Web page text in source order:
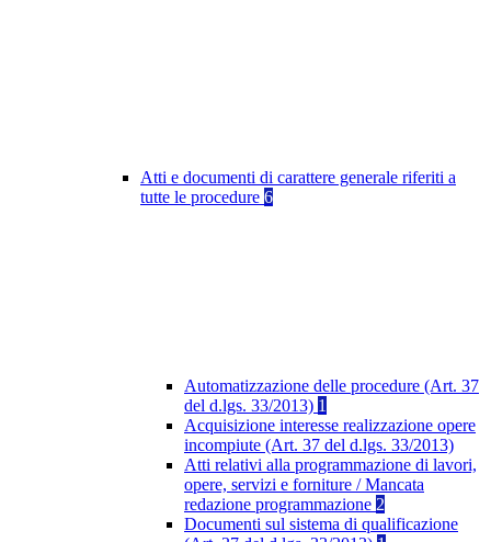
Atti e documenti di carattere generale riferiti a
tutte le procedure 6
Automatizzazione delle procedure (Art. 37
del d.lgs. 33/2013) 1
Acquisizione interesse realizzazione opere
incompiute (Art. 37 del d.lgs. 33/2013)
Atti relativi alla programmazione di lavori,
opere, servizi e forniture / Mancata
redazione programmazione 2
Documenti sul sistema di qualificazione